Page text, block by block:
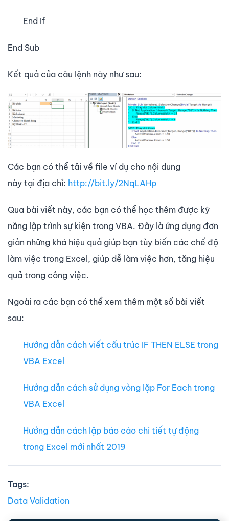
End If
End Sub
Kết quả của câu lệnh này như sau:
Các bạn có thể tải về file ví dụ cho nội dung
này tại địa chỉ: http://bit.ly/2NqLAHp
Qua bài viết này, các bạn có thể học thêm được kỹ
năng lập trình sự kiện trong VBA. Đây là ứng dụng đơn
giản những khá hiệu quả giúp bạn tùy biến các chế độ
làm việc trong Excel, giúp dễ làm việc hơn, tăng hiệu
quả trong công việc.
Ngoài ra các bạn có thể xem thêm một số bài viết
sau:
Hướng dẫn cách viết cấu trúc IF THEN ELSE trong
VBA Excel
Hướng dẫn cách sử dụng vòng lặp For Each trong
VBA Excel
Hướng dẫn cách lập báo cáo chi tiết tự động
trong Excel mới nhất 2019
Tags:
Data Validation